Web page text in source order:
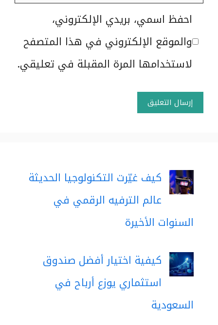
الإلكتروني
الموقع
الإلكتروني
احفظ اسمي، بريدي الإلكتروني،
والموقع الإلكتروني في هذا المتصفح
لاستخدامها المرة المقبلة في تعليقي.
كيف غيّرت التكنولوجيا الحديثة
عالم الترفيه الرقمي في
السنوات الأخيرة
كيفية اختيار أفضل صندوق
استثماري يوزع أرباح في
السعودية